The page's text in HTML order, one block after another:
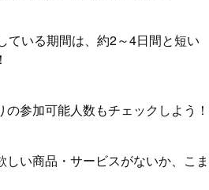
ている期間は、約2～4日間と短い
参加可能人数もチェックしよう！
い商品・サービスがないか、こま